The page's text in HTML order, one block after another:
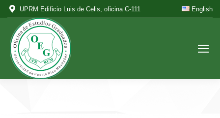
UPRM Edificio Luis de Celis, oficina C-111 English